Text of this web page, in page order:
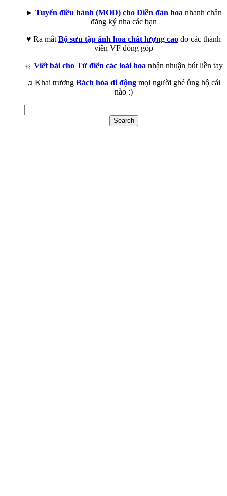
► Tuyển điều hành (MOD) cho Diễn đàn hoa nhanh chân
đăng ký nha các bạn
♥ Ra mắt Bộ sưu tập ảnh hoa chất lượng cao do các thành
viên VF đóng góp
☼ Viết bài cho Từ điển các loài hoa nhận nhuận bút liền tay
♫ Khai trương Bách hóa di động mọi người ghé ủng hộ cái
nào :)